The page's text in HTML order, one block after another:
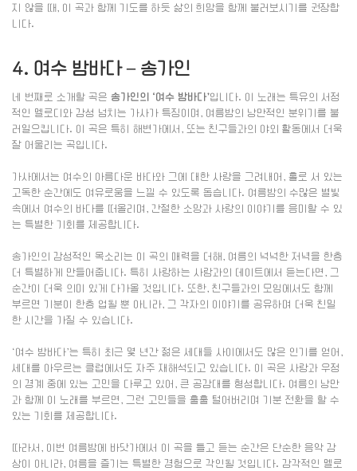
지 않을 때, 이 곡과 함께 기도를 하듯 삶의 희망을 함께 불러보시기를 권장합
니다.
4. 여수 밤바다 – 송가인
네 번째로 소개할 곡은 송가인의 ‘여수 밤바다’입니다. 이 노래는 특유의 서정
적인 멜로디와 감성 넘치는 가사가 특징이며, 여름밤의 낭만적인 분위기를 불
러일으킵니다. 이 곡은 특히 해변가에서, 또는 친구들과의 야외 활동에서 더욱
잘 어울리는 곡입니다.
가사에서는 여수의 아름다운 바다와 그에 대한 사랑을 그려내어, 홀로 서 있는
고독한 순간에도 여유로움을 느낄 수 있도록 돕습니다. 여름밤의 수많은 별빛
속에서 여수의 바다를 떠올리며, 간절한 소망과 사랑의 이야기를 음미할 수 있
는 특별한 기회를 제공합니다.
송가인의 감성적인 목소리는 이 곡의 매력을 더해, 여름의 넉넉한 저녁을 한층
더 특별하게 만들어줍니다. 특히 사랑하는 사람과의 데이트에서 듣는다면, 그
순간이 더욱 의미 있게 다가올 것입니다. 또한, 친구들과의 모임에서도 함께
부르면 기분이 한층 업될 뿐 아니라, 그 각자의 이야기를 공유하며 더욱 친밀
한 시간을 가질 수 있습니다.
‘여수 밤바다’는 특히 최근 몇 년간 젊은 세대들 사이에서도 많은 인기를 얻어,
세대를 아우르는 클럽에서도 자주 재해석되고 있습니다. 이 곡은 사랑과 우정
의 경계 중에 있는 고민을 다루고 있어, 큰 공감대를 형성합니다. 여름의 낭만
과 함께 이 노래를 부르면, 그런 고민들을 훌훌 털어버리며 기분 전환을 할 수
있는 기회를 제공합니다.
따라서, 이번 여름밤에 바닷가에서 이 곡을 틀고 듣는 순간은 단순한 음악 감
상이 아니라, 여름을 즐기는 특별한 경험으로 각인될 것입니다. 감각적인 멜로